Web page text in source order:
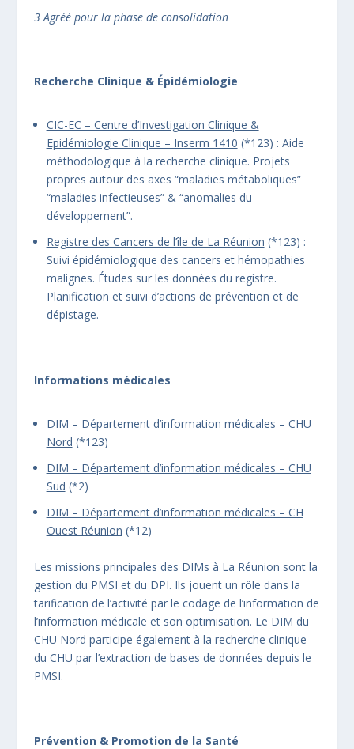
3 Agréé pour la phase de consolidation
Recherche Clinique & Épidémiologie
CIC-EC – Centre d’Investigation Clinique &
Epidémiologie Clinique – Inserm 1410 (*123) : Aide
méthodologique à la recherche clinique. Projets
propres autour des axes “maladies métaboliques”
“maladies infectieuses” & “anomalies du
développement”.
Registre des Cancers de l’île de La Réunion (*123) :
Suivi épidémiologique des cancers et hémopathies
malignes. Études sur les données du registre.
Planification et suivi d’actions de prévention et de
dépistage.
Informations médicales
DIM – Département d’information médicales – CHU
Nord (*123)
DIM – Département d’information médicales – CHU
Sud (*2)
DIM – Département d’information médicales – CH
Ouest Réunion (*12)
Les missions principales des DIMs à La Réunion sont la
gestion du PMSI et du DPI. Ils jouent un rôle dans la
tarification de l’activité par le codage de l’information de
l’information médicale et son optimisation. Le DIM du
CHU Nord participe également à la recherche clinique
du CHU par l’extraction de bases de données depuis le
PMSI.
Prévention & Promotion de la Santé